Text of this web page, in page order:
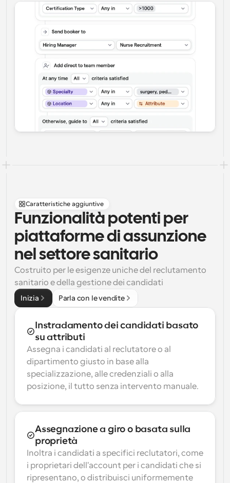
Caratteristiche aggiuntive
Funzionalità potenti per
piattaforme di assunzione
nel settore sanitario
Costruito per le esigenze uniche del reclutamento
sanitario e della gestione dei candidati
Inizia Parla con le vendite
Instradamento dei candidati basato
su attributi
Assegna i candidati al reclutatore o al
dipartimento giusto in base alla
specializzazione, alle credenziali o alla
posizione, il tutto senza intervento manuale.
Assegnazione a giro o basata sulla
proprietà
Inoltra i candidati a specifici reclutatori, come
i proprietari dell'account per i candidati che si
ripresentano, o distribuisci uniformemente